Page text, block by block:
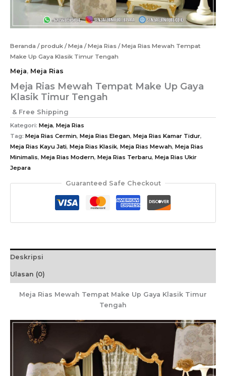
Beranda /produk /Meja /Meja Rias / Meja Rias Mewah Tempat
Make Up Gaya Klasik Timur Tengah
Meja, Meja Rias
Meja Rias Mewah Tempat Make Up Gaya
Klasik Timur Tengah
& Free Shipping
Kategori: Meja, Meja Rias
Tag: Meja Rias Cermin, Meja Rias Elegan, Meja Rias Kamar Tidur,
Meja Rias Kayu Jati, Meja Rias Klasik, Meja Rias Mewah, Meja Rias
Minimalis, Meja Rias Modern, Meja Rias Terbaru, Meja Rias Ukir
Jepara
Guaranteed Safe Checkout
Deskripsi
Ulasan (0)
Meja Rias Mewah Tempat Make Up Gaya Klasik Timur
Tengah